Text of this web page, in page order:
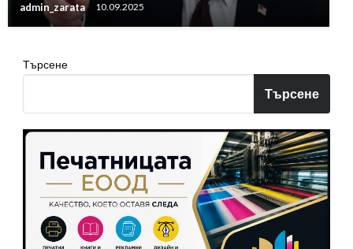
admin_zarata 10.09.2025
Търсене
Търсене